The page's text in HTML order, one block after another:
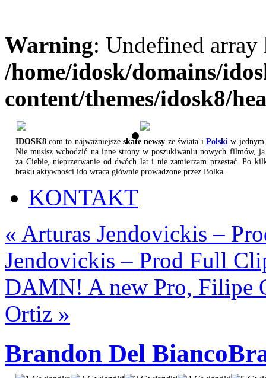
Warning: Undefined
/home/idosk/domains/
content/themes/idosk8/
IDOSK8 .com to najważniejszeskate newsy ze świata i Polski w jednym
Nie musisz wchodzić na inne strony w poszukiwaniu nowych filmów,
za Ciebie, nieprzerwanie od dwóch lat i nie zamierzam przestać. Po
braku aktywności ido wraca głównie prowadzone przez Bolka.
KONTAKT
« Arturas Jendovickis –
Jendovickis – Prod Full
DAMN! A new Pro, Filipe
Ortiz »
Brandon Del Bianco